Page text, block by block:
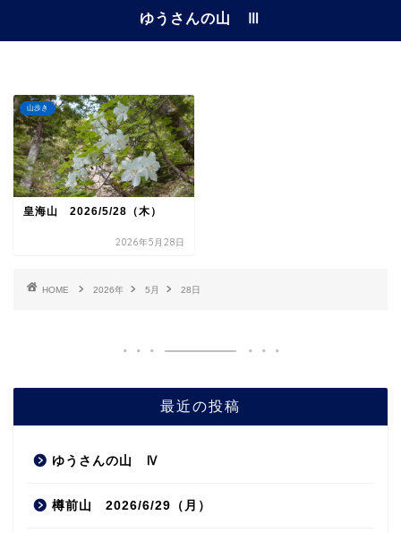
ゆうさんの山 Ⅲ
山歩き
皇海山 2026/5/28（木）
2026年5月28日
HOME 2026年 5月 28日
最近の投稿
ゆうさんの山 Ⅳ
樽前山 2026/6/29（月）